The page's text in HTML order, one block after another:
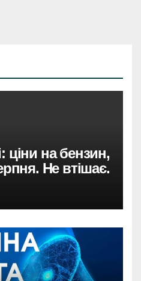
ціни на бензин,
Не втішає.